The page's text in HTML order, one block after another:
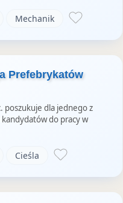
Mechanik
Prefebrykatów
poszukuje dla jednego z
do pracy w
Cieśla